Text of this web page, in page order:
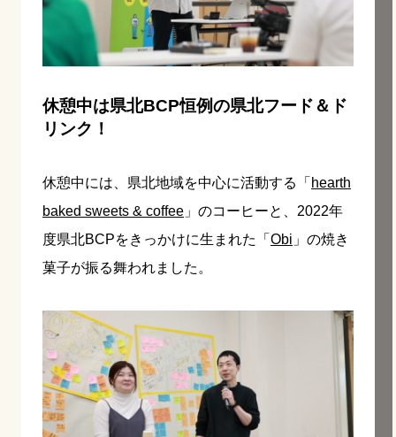
休憩中は県北BCP恒例の県北フード＆ド
リンク！
休憩中には、県北地域を中心に活動する「 hearth
baked sweets & coffee 」のコーヒーと、2022年
度県北BCPをきっかけに生まれた「 Obi 」の焼き
菓子が振る舞われました。